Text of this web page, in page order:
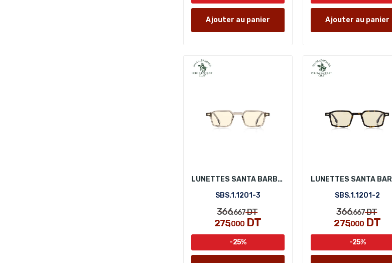
Ajouter au panier Ajouter au panier
LUNETTES SANTA BARBARA POLO SBS.1.1201-3
SBS.1.1201-3
366,667DT
275,000DT
-25%
SBS.1.1201-2
366,667DT
275,000DT
-25%